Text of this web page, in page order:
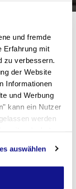
und fremde
Erfahrung mit
zu verbessern.
der Website
Informationen
und Werbung
kann ein Nutzer
werden
zu finden.
auswählen